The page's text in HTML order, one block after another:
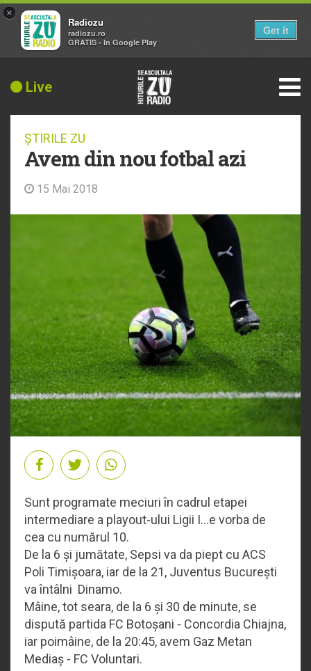
Live
ȘTIRILE ZU
Avem din nou fotbal azi
15 Mai 2018
Sunt programate meciuri în cadrul etapei
intermediare a playout-ului Ligii I…e vorba de
cea cu numărul 10.
De la 6 și jumătate, Sepsi va da piept cu ACS
Poli Timișoara, iar de la 21, Juventus București
va întâlni Dinamo.
Mâine, tot seara, de la 6 și 30 de minute, se
dispută partida FC Botoșani - Concordia Chiajna,
iar poimâine, de la 20:45, avem Gaz Metan
Mediaș - FC Voluntari.
×
Radiozu
radiozu.ro
GRATIS - In Google Play
Get it